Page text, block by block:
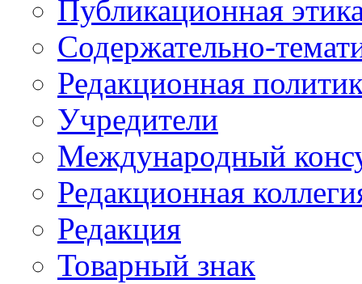
Публикационная
Содержательно-
Редакционная
Учредители
Международный
Редакционная
Редакция
Товарный знак